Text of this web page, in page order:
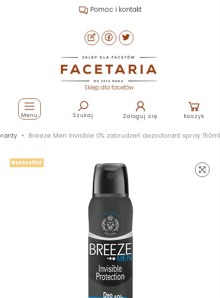
Strefa fryzjera, barbera i b2b
Sklep dla facetów
Szukaj Zaloguj się Koszyk
Menu
Breeze Men Invisible 0% zabrudzeń dezodorant spray 150ml
Bestseller